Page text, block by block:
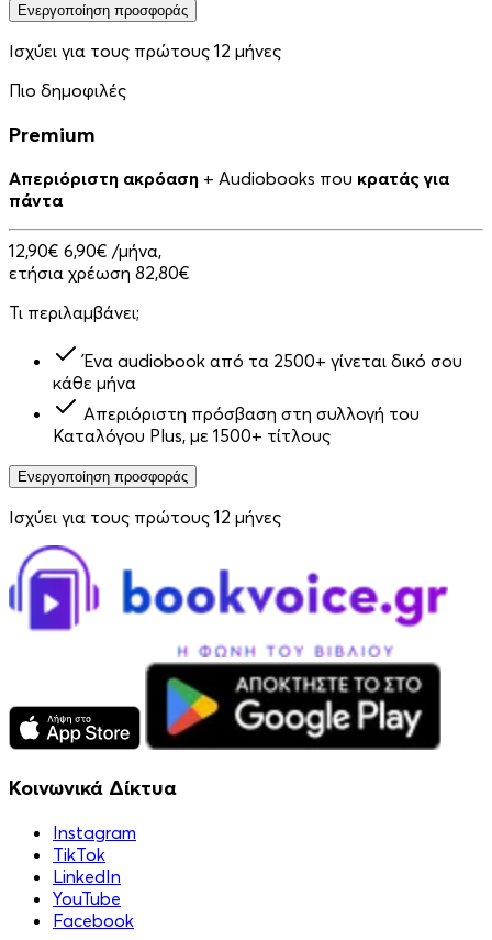
Ενεργοποίηση προσφοράς
Ισχύει για τους πρώτους 12 μήνες
Πιο δημοφιλές
Premium
Απεριόριστη ακρόαση + Audiobooks που κρατάς για
πάντα
12,90€ 6,90€ /μήνα,
ετήσια χρέωση 82,80€
Τι περιλαμβάνει;
Ένα audiobook από τα 2500+ γίνεται δικό σου
κάθε μήνα
Απεριόριστη πρόσβαση στη συλλογή του
Καταλόγου Plus, με 1500+ τίτλους
Ενεργοποίηση προσφοράς
Ισχύει για τους πρώτους 12 μήνες
Κοινωνικά Δίκτυα
Instagram
TikTok
LinkedIn
YouTube
Facebook